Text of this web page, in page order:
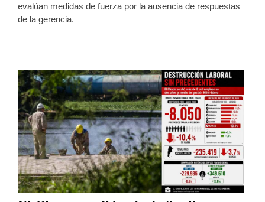
evalúan medidas de fuerza por la ausencia de respuestas
de la gerencia.